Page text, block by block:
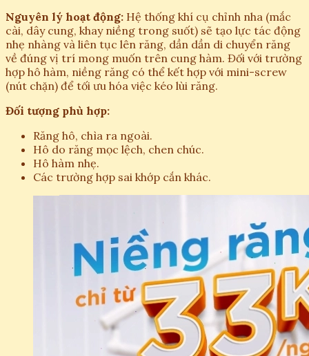
Nguyên lý hoạt động: Hệ thống khí cụ chỉnh nha (mắc
cài, dây cung, khay niềng trong suốt) sẽ tạo lực tác động
nhẹ nhàng và liên tục lên răng, dần dần di chuyển răng
về đúng vị trí mong muốn trên cung hàm. Đối với trường
hợp hô hàm, niềng răng có thể kết hợp với mini-screw
(nút chặn) để tối ưu hóa việc kéo lùi răng.
Đối tượng phù hợp:
Răng hô, chìa ra ngoài.
Hô do răng mọc lệch, chen chúc.
Hô hàm nhẹ.
Các trường hợp sai khớp cắn khác.